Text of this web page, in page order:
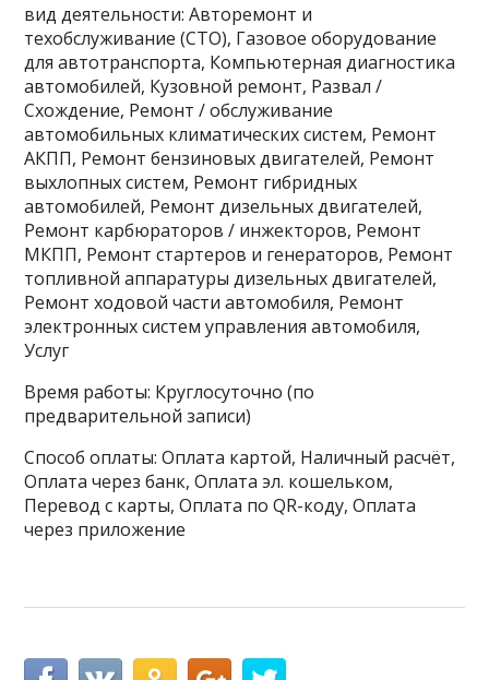
вид деятельности: Авторемонт и
техобслуживание (СТО), Газовое оборудование
для автотранспорта, Компьютерная диагностика
автомобилей, Кузовной ремонт, Развал /
Схождение, Ремонт / обслуживание
автомобильных климатических систем, Ремонт
АКПП, Ремонт бензиновых двигателей, Ремонт
выхлопных систем, Ремонт гибридных
автомобилей, Ремонт дизельных двигателей,
Ремонт карбюраторов / инжекторов, Ремонт
МКПП, Ремонт стартеров и генераторов, Ремонт
топливной аппаратуры дизельных двигателей,
Ремонт ходовой части автомобиля, Ремонт
электронных систем управления автомобиля,
Услуг
Время работы: Круглосуточно (по
предварительной записи)
Способ оплаты: Оплата картой, Наличный расчёт,
Оплата через банк, Оплата эл. кошельком,
Перевод с карты, Оплата по QR-коду, Оплата
через приложение